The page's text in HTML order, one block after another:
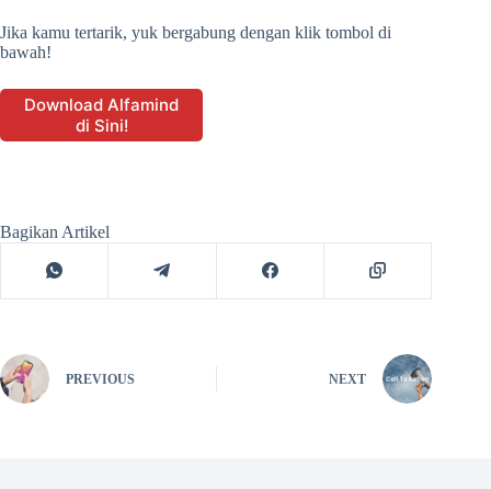
Jika kamu tertarik, yuk bergabung dengan klik tombol di
bawah!
Download Alfamind
di Sini!
Bagikan Artikel
PREVIOUS NEXT